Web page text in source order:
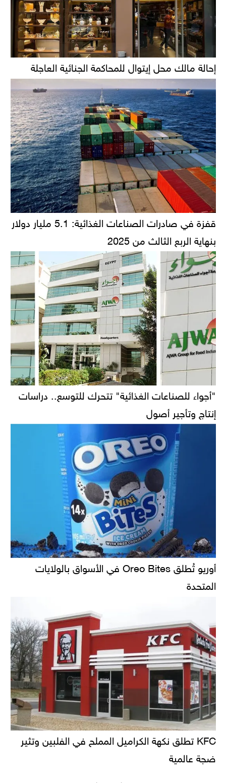
إحالة مالك محل إيتوال للمحاكمة الجنائية العاجلة
قفزة في صادرات الصناعات الغذائية: 5.1 مليار دولار
بنهاية الربع الثالث من 2025
"أجواء للصناعات الغذائية" تتحرك للتوسع.. دراسات
إنتاج وتأجير أصول
أوريو تُطلق Oreo Bites في الأسواق بالولايات
المتحدة
KFC تطلق نكهة الكراميل المملح في الفلبين وتثير
ضجة عالمية